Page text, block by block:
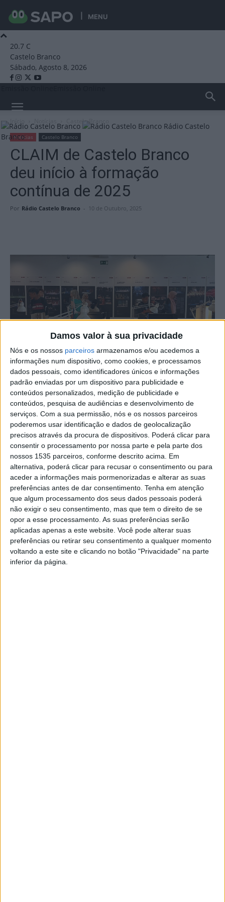
MENU
Damos valor à sua privacidade
Nós e os nossos parceiros armazenamos e/ou acedemos a
informações num dispositivo, como cookies, e processamos
dados pessoais, como identificadores únicos e informações
padrão enviadas por um dispositivo para publicidade e
conteúdos personalizados, medição de publicidade e
conteúdos, pesquisa de audiências e desenvolvimento de
serviços. Com a sua permissão, nós e os nossos parceiros
poderemos usar identificação e dados de geolocalização
precisos através da procura de dispositivos. Poderá clicar para
consentir o processamento por nossa parte e pela parte dos
nossos 1535 parceiros, conforme descrito acima. Em
alternativa, poderá clicar para recusar o consentimento ou para
aceder a informações mais pormenorizadas e alterar as suas
preferências antes de dar consentimento. Tenha em atenção
que algum processamento dos seus dados pessoais poderá
não exigir o seu consentimento, mas que tem o direito de se
opor a esse processamento. As suas preferências serão
aplicadas apenas a este website. Você pode alterar suas
preferências ou retirar seu consentimento a qualquer momento
voltando a este site e clicando no botão "Privacidade" na parte
inferior da página.
20.7 C
Castelo Branco
Sábado, Agosto 8, 2026
Rádio Castelo
Branco
Castelo Branco
Notícias Castelo Branco
CLAIM de Castelo Branco
deu início à formação
contínua de 2025
Por Rádio Castelo Branco - 10 de Outubro, 2025
O CLAIM – Centro Local de Apoio à Integração de
Migrantes – de Castelo Branco arrancou, em setembro,
com a primeira edição de 2025 da formação contínua
dirigida a técnicos e técnicas da Rede CLAIM.
A formação, promovida pela Agência para a Integração,
Migrações e Asilo, é uma ferramenta essencial para
capacitar profissionais e reforçar a qualidade dos
serviços prestados, diz a Amato Lusitano – Associação de
Desenvolvimento. Ao longo de mais de 40horas, foram
abordados temas fundamentais como a Lei da Imigração
e da Nacionalidade, o acesso ao emprego, asilo,
educação, língua portuguesa, interculturalidade nos
serviços públicos, tráfico de seres humanos e cultura
indiana.